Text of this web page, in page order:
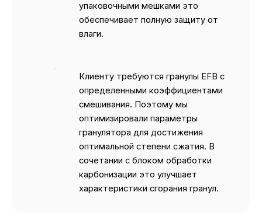
упаковочными мешками это
обеспечивает полную защиту от
влаги.
Клиенту требуются гранулы EFB с
определенными коэффициентами
смешивания. Поэтому мы
оптимизировали параметры
гранулятора для достижения
оптимальной степени сжатия. В
сочетании с блоком обработки
карбонизации это улучшает
характеристики сгорания гранул.